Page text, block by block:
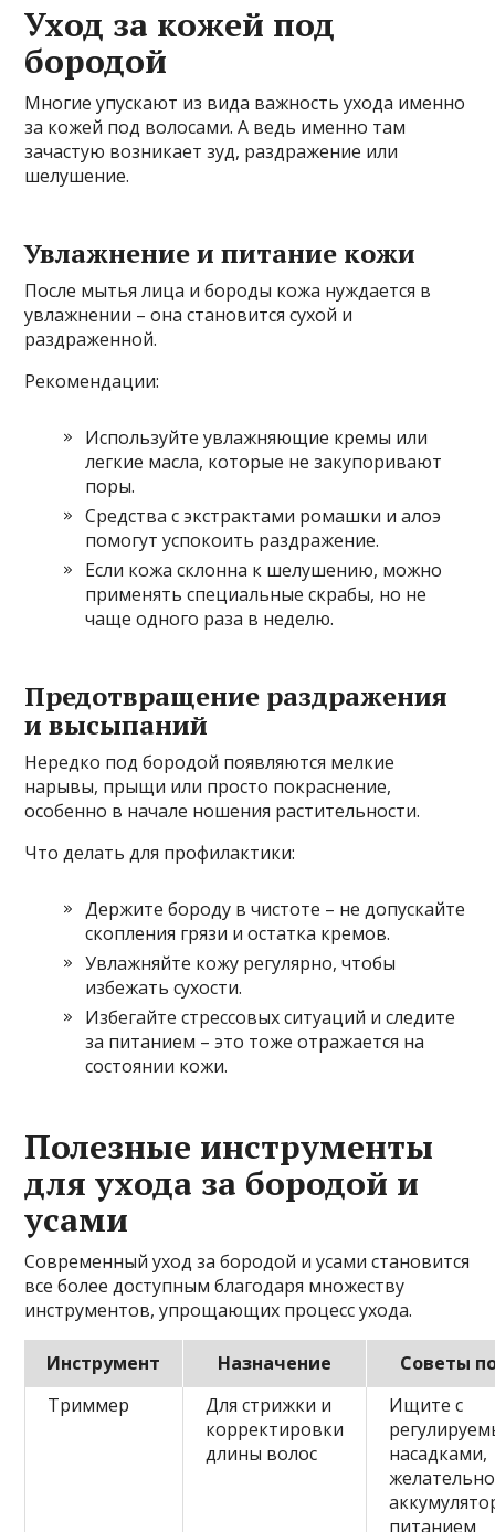
Уход за кожей под
бородой
Многие упускают из вида важность ухода именно
за кожей под волосами. А ведь именно там
зачастую возникает зуд, раздражение или
шелушение.
Увлажнение и питание кожи
После мытья лица и бороды кожа нуждается в
увлажнении – она становится сухой и
раздраженной.
Рекомендации:
Используйте увлажняющие кремы или
легкие масла, которые не закупоривают
поры.
Средства с экстрактами ромашки и алоэ
помогут успокоить раздражение.
Если кожа склонна к шелушению, можно
применять специальные скрабы, но не
чаще одного раза в неделю.
Предотвращение раздражения
и высыпаний
Нередко под бородой появляются мелкие
нарывы, прыщи или просто покраснение,
особенно в начале ношения растительности.
Что делать для профилактики:
Держите бороду в чистоте – не допускайте
скопления грязи и остатка кремов.
Увлажняйте кожу регулярно, чтобы
избежать сухости.
Избегайте стрессовых ситуаций и следите
за питанием – это тоже отражается на
состоянии кожи.
Полезные инструменты
для ухода за бородой и
усами
Современный уход за бородой и усами становится
все более доступным благодаря множеству
инструментов, упрощающих процесс ухода.
Инструмент Назначение
Советы
Триммер
Для стрижки и
корректировки
длины волос
Ищите с
насадками,
питанием